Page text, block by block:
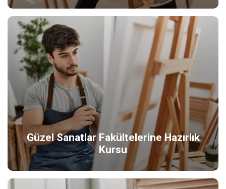
Güzel Sanatlar Fakültelerine Hazırlık
Kursu